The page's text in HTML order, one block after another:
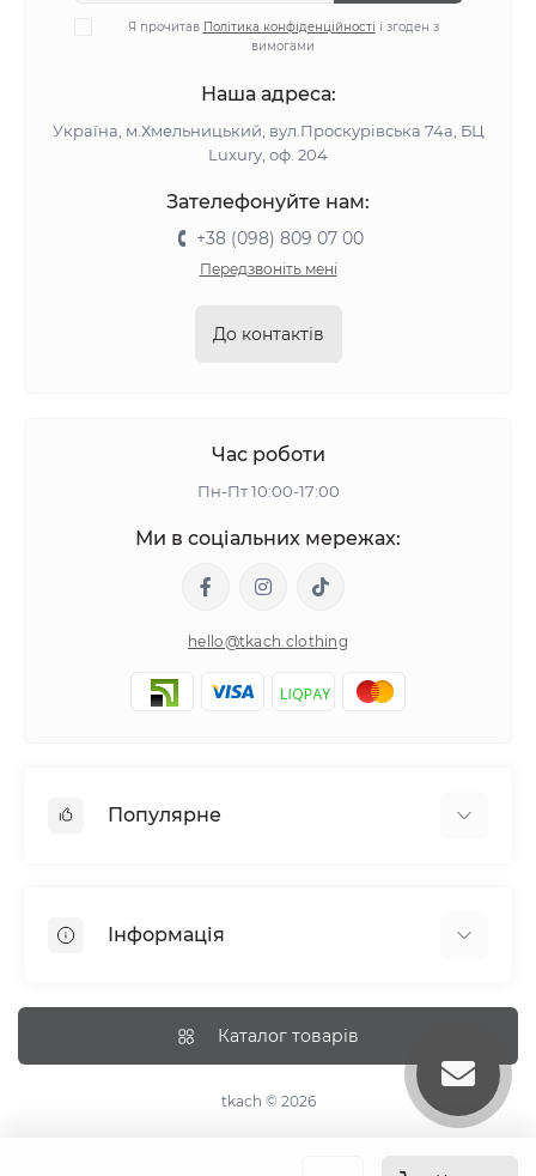
Я прочитав Політика конфіденційності і згоден з
вимогами
Наша адреса:
Україна, м.Хмельницький, вул.Проскурівська 74а, БЦ
Luxury, оф. 204
Зателефонуйте нам:
+38 (098) 809 07 00
Передзвоніть мені
До контактів
Час роботи
Пн-Пт 10:00-17:00
Ми в соціальних мережах:
hello@tkach.clothing
Популярне
Простирадла на резинці
Інформація
Доставка
Каталог товарів
tkach © 2026